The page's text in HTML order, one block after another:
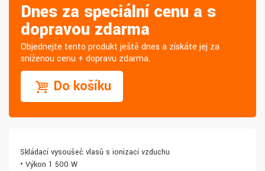
Dnes za speciální cenu a s
dopravou zdarma
Objednejte tento produkt ještě dnes a získáte jej za
sníženou cenu + dopravu zdarma.
Do košíku
Skládací vysoušeč vlasů s ionizací vzduchu
• Výkon 1 500 W